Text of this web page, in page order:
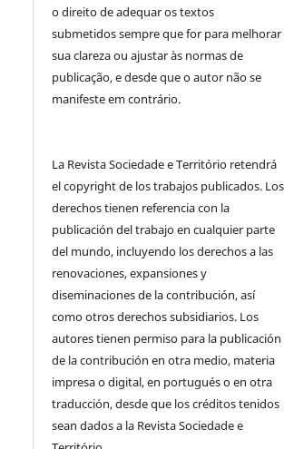
o direito de adequar os textos
submetidos sempre que for para melhorar
sua clareza ou ajustar às normas de
publicação, e desde que o autor não se
manifeste em contrário.
La Revista Sociedade e Território retendrá
el copyright de los trabajos publicados. Los
derechos tienen referencia con la
publicación del trabajo en cualquier parte
del mundo, incluyendo los derechos a las
renovaciones, expansiones y
diseminaciones de la contribución, así
como otros derechos subsidiarios. Los
autores tienen permiso para la publicación
de la contribución en otra medio, materia
impresa o digital, en portugués o en otra
traducción, desde que los créditos tenidos
sean dados a la Revista Sociedade e